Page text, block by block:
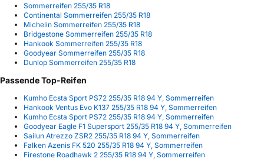
Sommerreifen 255/35 R18
Continental Sommerreifen 255/35 R18
Michelin Sommerreifen 255/35 R18
Bridgestone Sommerreifen 255/35 R18
Hankook Sommerreifen 255/35 R18
Goodyear Sommerreifen 255/35 R18
Dunlop Sommerreifen 255/35 R18
Passende Top-Reifen
Kumho Ecsta Sport PS72 255/35 R18 94 Y, Sommerreifen
Hankook Ventus Evo K137 255/35 R18 94 Y, Sommerreifen
Kumho Ecsta Sport PS72 255/35 R18 94 Y, Sommerreifen
Goodyear Eagle F1 Supersport 255/35 R18 94 Y, Sommerreifen
Sailun Atrezzo ZSR2 255/35 R18 94 Y, Sommerreifen
Falken Azenis FK 520 255/35 R18 94 Y, Sommerreifen
Firestone Roadhawk 2 255/35 R18 94 Y, Sommerreifen